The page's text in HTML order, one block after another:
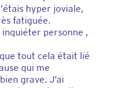
hyper joviale,
fatiguée.
personne ,
tout cela était lié
qui me
grave. J’ai